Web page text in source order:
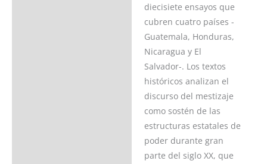
diecisiete ensayos que
cubren cuatro países -
Guatemala, Honduras,
Nicaragua y El
Salvador-. Los textos
históricos analizan el
discurso del mestizaje
como sostén de las
estructuras estatales de
poder durante gran
parte del siglo XX, que